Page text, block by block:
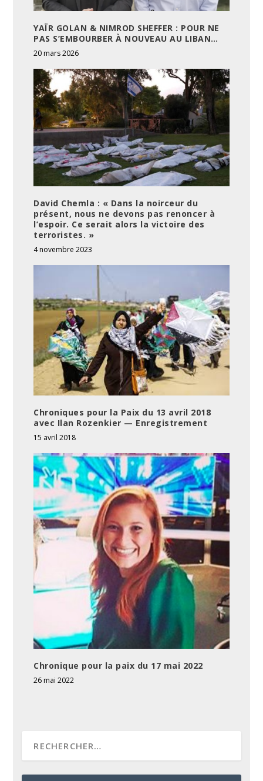
YAÏR GOLAN & NIMROD SHEFFER : POUR NE
PAS S’EMBOURBER À NOUVEAU AU LIBAN…
20 mars 2026
David Chemla : « Dans la noirceur du
présent, nous ne devons pas renoncer à
l’espoir. Ce serait alors la victoire des
terroristes. »
4 novembre 2023
Chroniques pour la Paix du 13 avril 2018
avec Ilan Rozenkier — Enregistrement
15 avril 2018
Chronique pour la paix du 17 mai 2022
26 mai 2022